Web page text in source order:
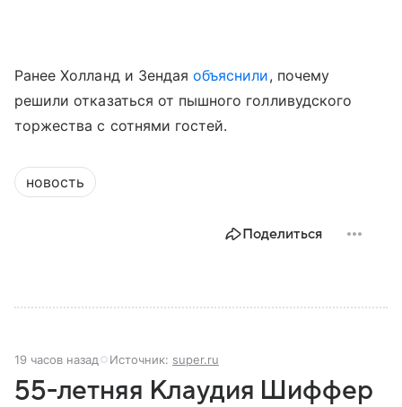
Ранее Холланд и Зендаяобъяснили, почему
решили отказаться от пышного голливудского
торжества с сотнями гостей.
новость
Поделиться
19 часов назад Источник: super.ru
55-летняя Клаудия Шиффер